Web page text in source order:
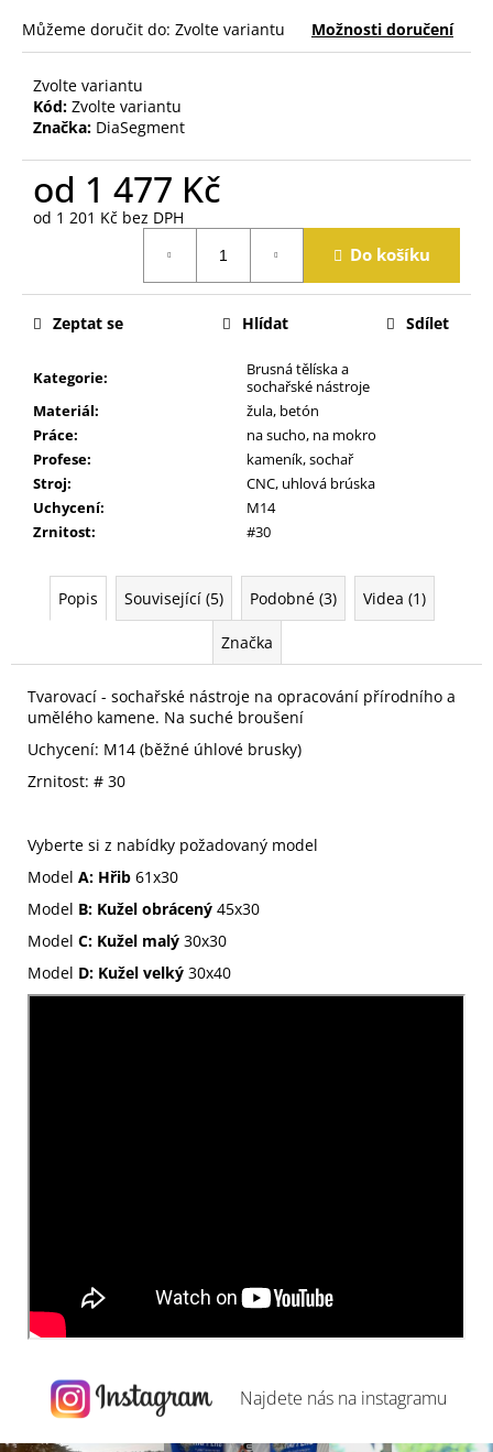
Můžeme doručit do: Zvolte variantu Možnosti doručení
Zvolte variantu
Kód: Zvolte variantu
Značka: DiaSegment
od 1 477 Kč
od 1 201 Kč bez DPH
Do košíku
Kategorie:
Brusná tělíska a
sochařské nástroje
Materiál:
žula, betón
Práce:
na sucho, na mokro
Profese:
kameník, sochař
Stroj:
CNC, uhlová brúska
Uchycení:
M14
Zrnitost: #30
Zeptat se Hlídat Sdílet
Popis Související (5) Podobné (3) Videa (1)
Značka
Tvarovací - sochařské nástroje na opracování přírodního a
umělého kamene. Na suché broušení
Uchycení: M14 (běžné úhlové brusky)
Zrnitost: # 30
Vyberte si z nabídky požadovaný model
Model A: Hřib 61x30
Model B: Kužel obrácený 45x30
Model C: Kužel malý 30x30
Model D: Kužel velký 30x40
e
m
e
Najdete nás na instagramu